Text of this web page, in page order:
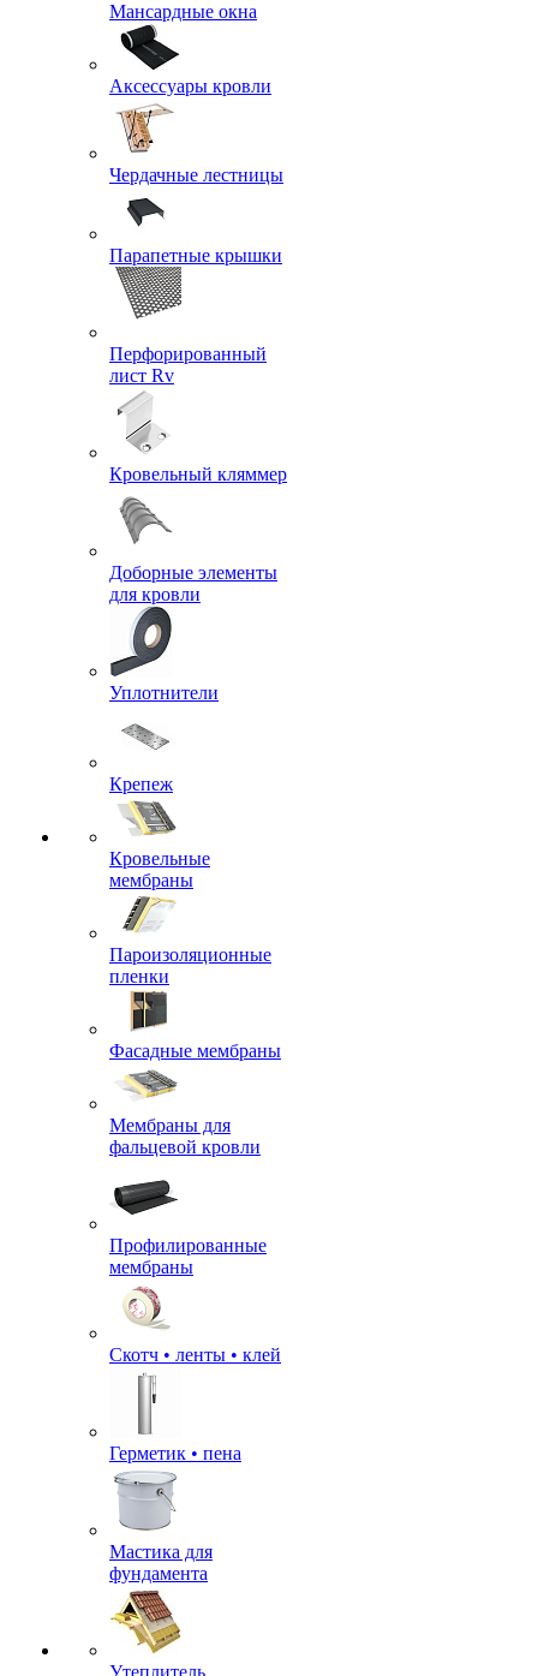
Мансардные окна
Аксессуары кровли
Чердачные лестницы
Парапетные крышки
Перфорированный
лист Rv
Кровельный кляммер
Доборные элементы
для кровли
Уплотнители
Крепеж
Кровельные
мембраны
Пароизоляционные
пленки
Фасадные мембраны
Мембраны для
фальцевой кровли
Профилированные
мембраны
Скотч • ленты • клей
Герметик • пена
Мастика для
фундамента
Утеплитель